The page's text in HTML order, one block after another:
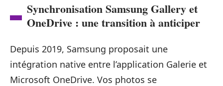
Synchronisation Samsung Gallery et
OneDrive : une transition à anticiper
Depuis 2019, Samsung proposait une
intégration native entre l’application Galerie et
Microsoft OneDrive. Vos photos se